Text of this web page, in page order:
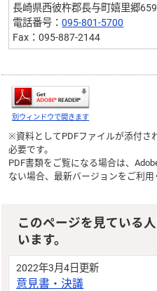
長崎県西彼杵郡長与町嬉里郷
電話番号：095-801-5700
Fax：095-887-2144
別ウィンドウで開きます
※資料としてPDFファイルが添付さ
必要です。
PDF書類をご覧になる場合は、
ない場合、最新バージョンをご利用
このページを見ている
います。
2022年3月4日更新
意見書・決議